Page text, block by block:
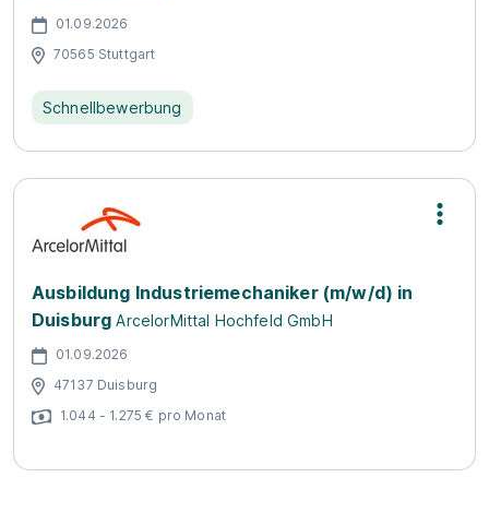
01.09.2026
70565 Stuttgart
Schnellbewerbung
Ausbildung Industriemechaniker (m/w/d) in
Duisburg ArcelorMittal Hochfeld GmbH
01.09.2026
47137 Duisburg
1.044 - 1.275 € pro Monat